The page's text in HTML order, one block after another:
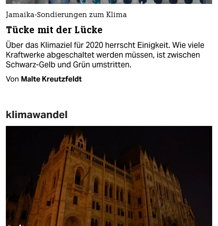
Jamaika-Sondierungen zum Klima
Tücke mit der Lücke
Über das Klimaziel für 2020 herrscht Einigkeit. Wie viele
Kraftwerke abgeschaltet werden müssen, ist zwischen
Schwarz-Gelb und Grün umstritten.
Von Malte Kreutzfeldt
klimawandel